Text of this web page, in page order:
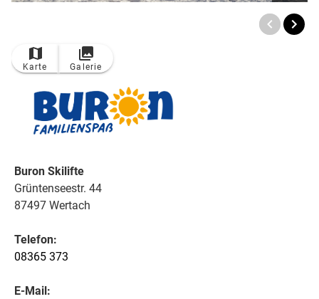
Karte Galerie
Buron Skilifte
Grüntenseestr. 44
87497 Wertach
Telefon:
08365 373
E-Mail: